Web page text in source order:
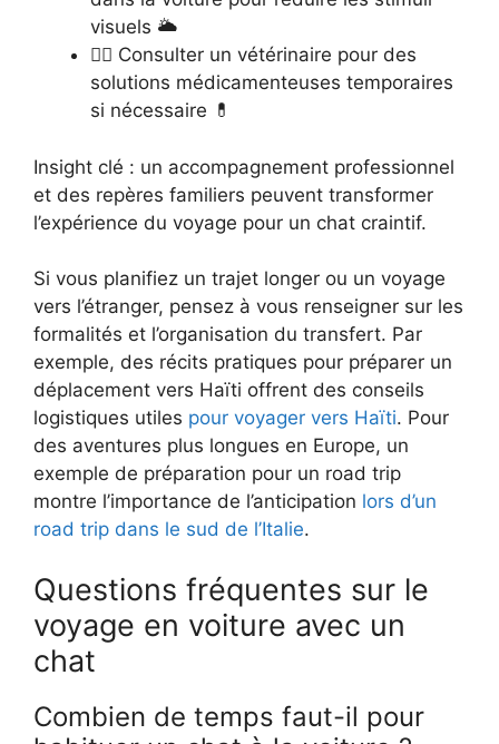
visuels 🌥️
🧑‍⚕️ Consulter un vétérinaire pour des
solutions médicamenteuses temporaires
si nécessaire 💊
Insight clé : un accompagnement professionnel
et des repères familiers peuvent transformer
l’expérience du voyage pour un chat craintif.
Si vous planifiez un trajet longer ou un voyage
vers l’étranger, pensez à vous renseigner sur les
formalités et l’organisation du transfert. Par
exemple, des récits pratiques pour préparer un
déplacement vers Haïti offrent des conseils
logistiques utiles pour voyager vers Haïti. Pour
des aventures plus longues en Europe, un
exemple de préparation pour un road trip
montre l’importance de l’anticipation lors d’un
road trip dans le sud de l’Italie.
Questions fréquentes sur le
voyage en voiture avec un
chat
Combien de temps faut-il pour